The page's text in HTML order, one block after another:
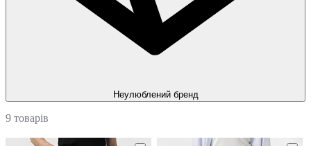
Неулюблений бренд
9 товарів